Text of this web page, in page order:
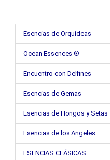
Esencias de Orquídeas
Ocean Essences ®
Encuentro con Delfines
Esencias de Gemas
Esencias de Hongos y Setas
Esencias de los Angeles
ESENCIAS CLÁSICAS